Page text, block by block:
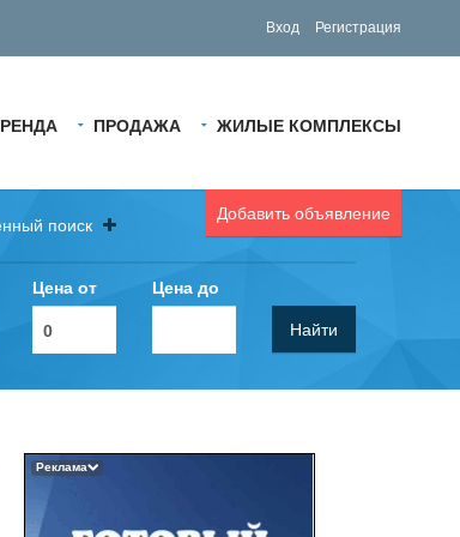
Вход Регистрация
ПРОДАЖА ЖИЛЫЕ КОМПЛЕКСЫ
Добавить объявление
поиск
Цена от Цена до
Найти
Реклама